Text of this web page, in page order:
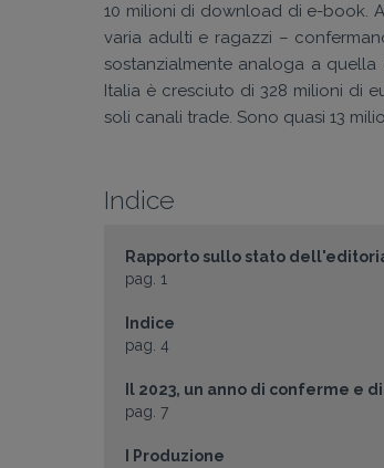
10 milioni di download di e-book.
varia adulti e ragazzi –
sostanzialmente analoga a quella
Italia è cresciuto di 328 milioni di
soli canali trade. Sono quasi 13
Indice
Rapporto sullo stato
pag. 1
Indice
pag. 4
Il 2023, un anno di conferme e
pag. 7
I Produzione